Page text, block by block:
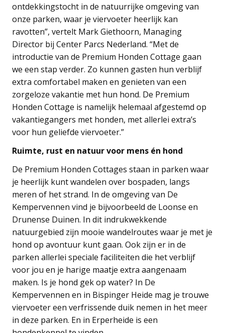
ontdekkingstocht in de natuurrijke omgeving van
onze parken, waar je viervoeter heerlijk kan
ravotten”, vertelt Mark Giethoorn, Managing
Director bij Center Parcs Nederland. “Met de
introductie van de Premium Honden Cottage gaan
we een stap verder. Zo kunnen gasten hun verblijf
extra comfortabel maken en genieten van een
zorgeloze vakantie met hun hond. De Premium
Honden Cottage is namelijk helemaal afgestemd op
vakantiegangers met honden, met allerlei extra’s
voor hun geliefde viervoeter.”
Ruimte, rust en natuur voor mens én hond
De Premium Honden Cottages staan in parken waar
je heerlijk kunt wandelen over bospaden, langs
meren of het strand. In de omgeving van De
Kempervennen vind je bijvoorbeeld de Loonse en
Drunense Duinen. In dit indrukwekkende
natuurgebied zijn mooie wandelroutes waar je met je
hond op avontuur kunt gaan. Ook zijn er in de
parken allerlei speciale faciliteiten die het verblijf
voor jou en je harige maatje extra aangenaam
maken. Is je hond gek op water? In De
Kempervennen en in Bispinger Heide mag je trouwe
viervoeter een verfrissende duik nemen in het meer
in deze parken. En in Erperheide is een